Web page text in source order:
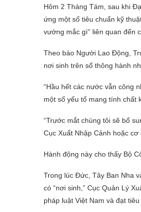
Hôm 2 Tháng Tám, sau khi
ứng một số tiêu chuẩn kỹ
vướng mắc gì” liên quan đến
Theo báo Người Lao Động,
nơi sinh trên sổ thông hành
“Hầu hết các nước vẫn công
một số yếu tố mang tính chất
“Trước mắt chúng tôi sẽ bổ
Cục Xuất Nhập Cảnh hoặc
Hành động này cho thấy Bộ
Trong lúc Đức, Tây Ban Nha
có “nơi sinh,” Cục Quản Lý
pháp luật Việt Nam và đạt